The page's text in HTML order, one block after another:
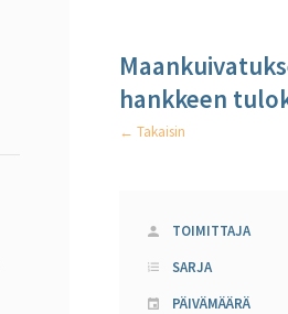
hankkeen
← Takaisin
TOIMITTAJA
SARJA
PÄIVÄMÄÄRÄ